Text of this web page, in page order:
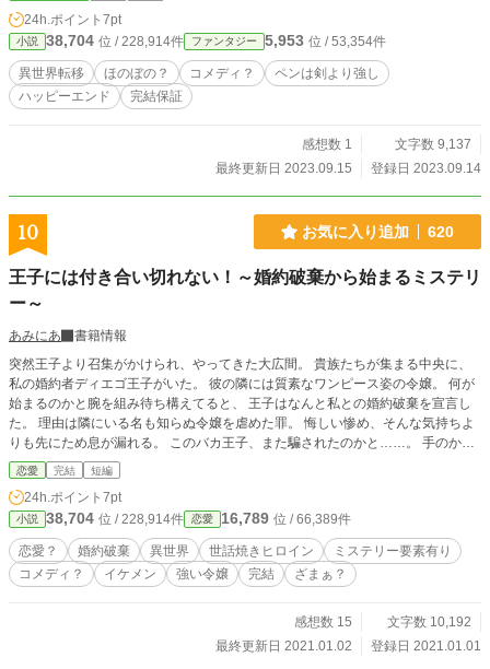
24h.ポイント 7pt
小説 38,704 位 / 228,914件 ファンタジー 5,953 位 / 53,354件
異世界転移 ほのぼの？ コメディ？
ペンは剣より強し
ハッピーエンド
完結保証
感想数 1
文字数 9,137
最終更新日 2023.09.15
登録日 2023.09.14
10 お気に入り追加 620
王子には付き合い切れない！～婚約破棄から始まるミステリ
ー～
あみにあ
書籍情報
突然王子より召集がかけられ、やってきた大広間。 貴族たちが集まる中央に、
私の婚約者ディエゴ王子がいた。 彼の隣には質素なワンピース姿の令嬢。 何が
始まるのかと腕を組み待ち構えてると、 王子はなんと私との婚約破棄を宣言し
た。 理由は隣にいる名も知らぬ令嬢を虐めた罪。 悔しい惨め、そんな気持ちよ
りも先にため息が漏れる。 このバカ王子、また騙されたのかと……。 手のかか
る王子の婚約者になった、出来る令嬢のお話です。 ※短編小説 6話で完結しま
す。 (1/1 21時 1/2 0時 7時 12時 18時 21時 完結)
恋愛 完結 短編
24h.ポイント 7pt
小説 38,704 位 / 228,914件 恋愛 16,789 位 / 66,389件
恋愛？ 婚約破棄 異世界 世話焼きヒロイン
ミステリー要素有り
コメディ？
イケメン 強い令嬢 完結 ざまぁ？
感想数 15
文字数 10,192
最終更新日 2021.01.02
登録日 2021.01.01